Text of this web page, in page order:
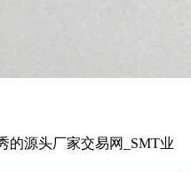
的源头厂家交易网_SMT业